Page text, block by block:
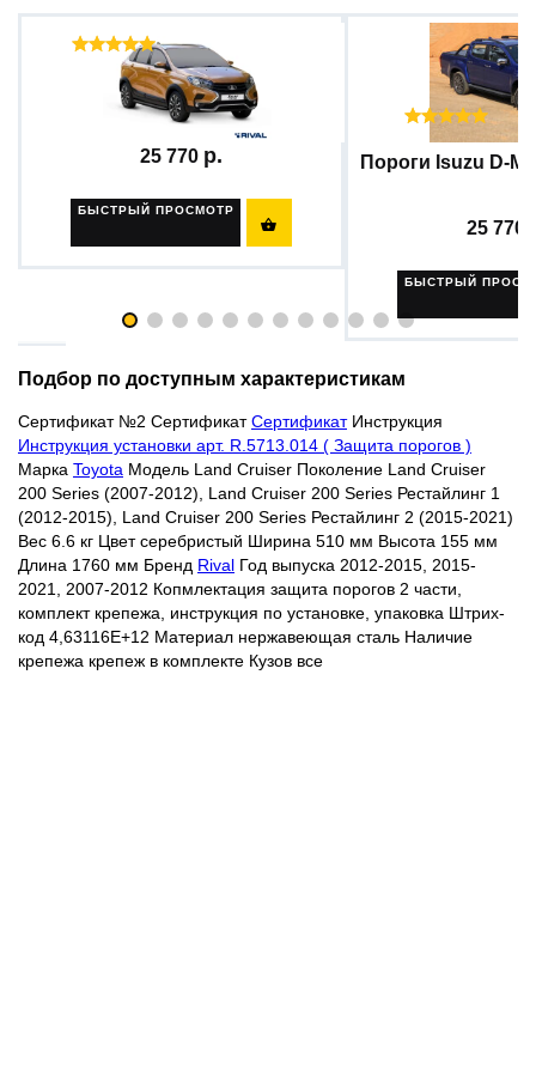
Отзывы ( 61 )
Пороги на автомобиль...
25 770
БЫСТРЫЙ ПРОСМОТР

Нашли
Сделаем
Пороги Isuzu D-
25 770
БЫСТРЫЙ
Подбор по доступным характеристикам
Сертификат №2 СертификатСертификатИнструкция
Инструкция установки арт. R.5713.014 ( Защита порогов )
Марка Toyota Модель Land Cruiser Поколение Land Cruiser
200 Series (2007-2012), Land Cruiser 200 Series Рестайлинг 1
(2012-2015), Land Cruiser 200 Series Рестайлинг 2 (2015-2021)
Вес 6.6 кг Цветсеребристый Ширина 510 мм Высота 155 мм
Длина 1760 мм Бренд Rival Год выпуска 2012-2015, 2015-
2021, 2007-2012 Копмлектация защита порогов 2 части,
комплект крепежа, инструкция по установке, упаковка Штрих-
код 4,63116E+12 Материал нержавеющая сталь Наличие
крепежа крепеж в комплекте Кузов все